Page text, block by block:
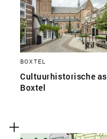
BOXTEL
Cultuurhistorische as
Boxtel